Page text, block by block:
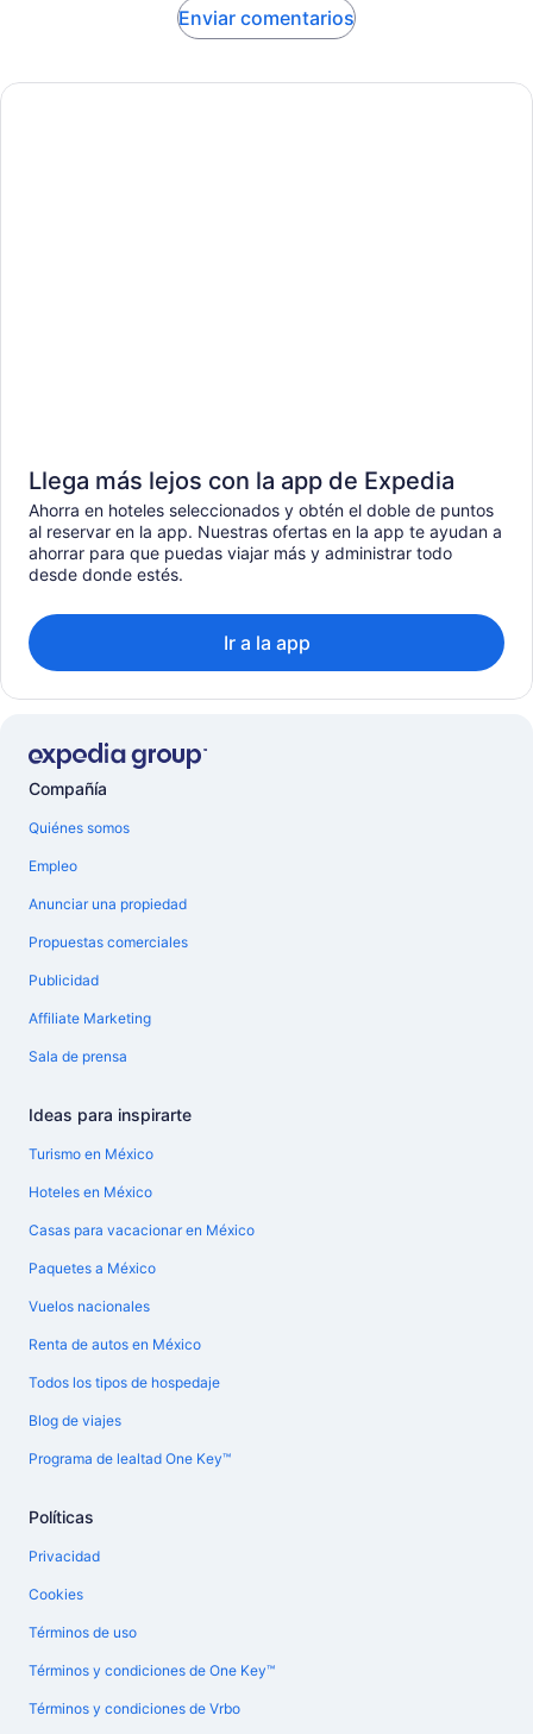
Enviar comentarios
Llega más lejos con la app de Expedia
Ahorra en hoteles seleccionados y obtén el doble de puntos
al reservar en la app. Nuestras ofertas en la app te ayudan a
ahorrar para que puedas viajar más y administrar todo
desde donde estés.
Ir a la app
Compañía
Quiénes somos
Empleo
Anunciar una propiedad
Propuestas comerciales
Publicidad
Affiliate Marketing
Sala de prensa
Ideas para inspirarte
Turismo en México
Hoteles en México
Casas para vacacionar en México
Paquetes a México
Vuelos nacionales
Renta de autos en México
Todos los tipos de hospedaje
Blog de viajes
Programa de lealtad One Key™
Políticas
Privacidad
Cookies
Términos de uso
Términos y condiciones de One Key™
Términos y condiciones de Vrbo